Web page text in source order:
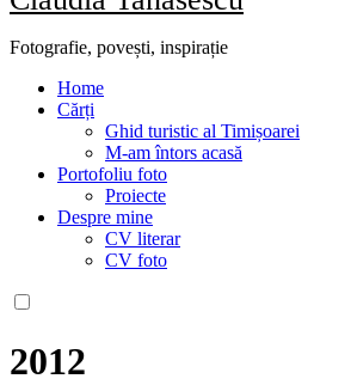
Fotografie, povești, inspirație
Home
Cărți
Ghid turistic al Timișoarei
M-am întors acasă
Portofoliu foto
Proiecte
Despre mine
CV literar
CV foto
2012